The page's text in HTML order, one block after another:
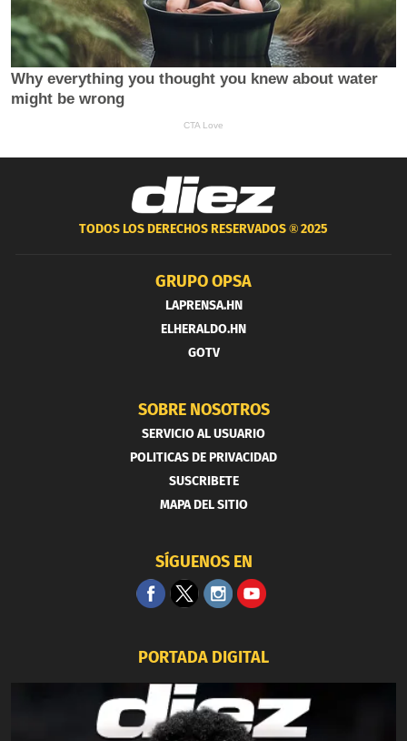
TODOS LOS DERECHOS RESERVADOS ®2025
GRUPO OPSA
LAPRENSA.HN
ELHERALDO.HN
GOTV
SOBRE NOSOTROS
SERVICIO AL USUARIO
POLITICAS DE PRIVACIDAD
SUSCRIBETE
MAPA DEL SITIO
SÍGUENOS EN
PORTADA DIGITAL